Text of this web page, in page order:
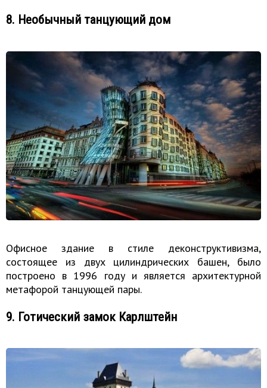
8. Необычный танцующий дом
Офисное здание в стиле деконструктивизма,
состоящее из двух цилиндрических башен, было
построено в 1996 году и является архитектурной
метафорой танцующей пары.
9. Готический замок Карлштейн